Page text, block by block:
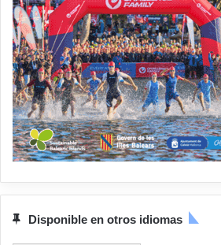
Disponible en otros idiomas